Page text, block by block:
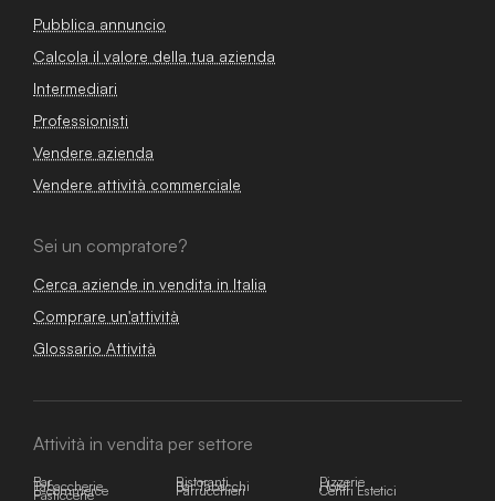
Pubblica annuncio
Calcola il valore della tua azienda
Intermediari
Professionisti
Vendere azienda
Vendere attività commerciale
Sei un compratore?
Cerca aziende in vendita in Italia
Comprare un'attività
Glossario Attività
Attività in vendita per settore
Bar Ristoranti Pizzerie
Tabaccherie Bar Tabacchi Hotel
E-commerce Parrucchieri Centri Estetici
Pasticcerie